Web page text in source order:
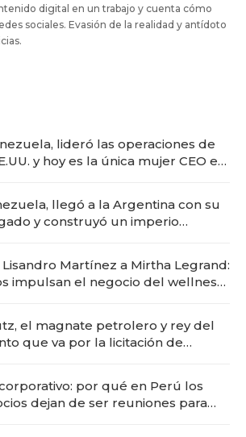
digital en un trabajo y cuenta cómo
sociales. Evasión de la realidad y antídoto
lideró las operaciones de
y hoy es la única mujer CEO en
llegó a la Argentina con su
y construyó un imperio
Martínez a Mirtha Legrand:
impulsan el negocio del wellness
el magnate petrolero y rey del
que va por la licitación de
por qué en Perú los
dejan de ser reuniones para